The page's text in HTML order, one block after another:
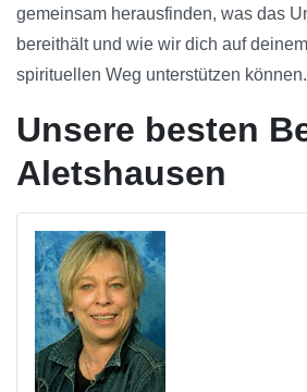
gemeinsam herausfinden, was das
bereithält und wie wir dich auf
spirituellen Weg unterstützen können.
Unsere besten
Aletshausen